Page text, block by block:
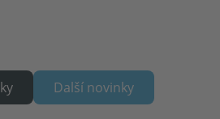
Další novinky